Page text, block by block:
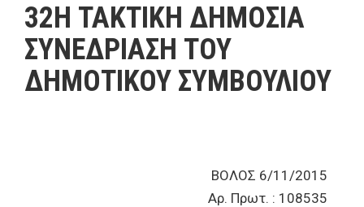
32Η ΤΑΚΤΙΚΗ ΔΗΜΟΣΙΑ
ΣΥΝΕΔΡΙΑΣΗ ΤΟΥ
ΔΗΜΟΤΙΚΟΥ ΣΥΜΒΟΥΛΙΟΥ
ΒΟΛΟΣ 6/11/2015
Αρ. Πρωτ. : 108535